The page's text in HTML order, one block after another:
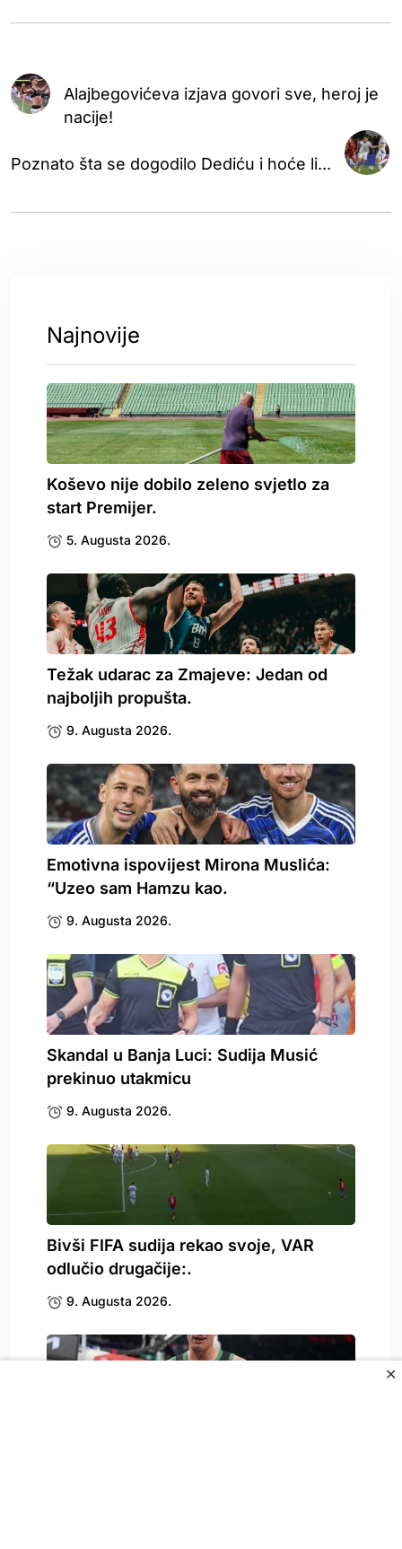
✕
Alajbegovićeva izjava govori sve, heroj je
nacije!
Poznato šta se dogodilo Dediću i hoće li...
Najnovije
Koševo nije dobilo zeleno svjetlo za
start Premijer.
5. Augusta 2026.
Težak udarac za Zmajeve: Jedan od
najboljih propušta.
9. Augusta 2026.
Emotivna ispovijest Mirona Muslića:
“Uzeo sam Hamzu kao.
9. Augusta 2026.
Skandal u Banja Luci: Sudija Musić
prekinuo utakmicu
9. Augusta 2026.
Bivši FIFA sudija rekao svoje, VAR
odlučio drugačije:.
9. Augusta 2026.